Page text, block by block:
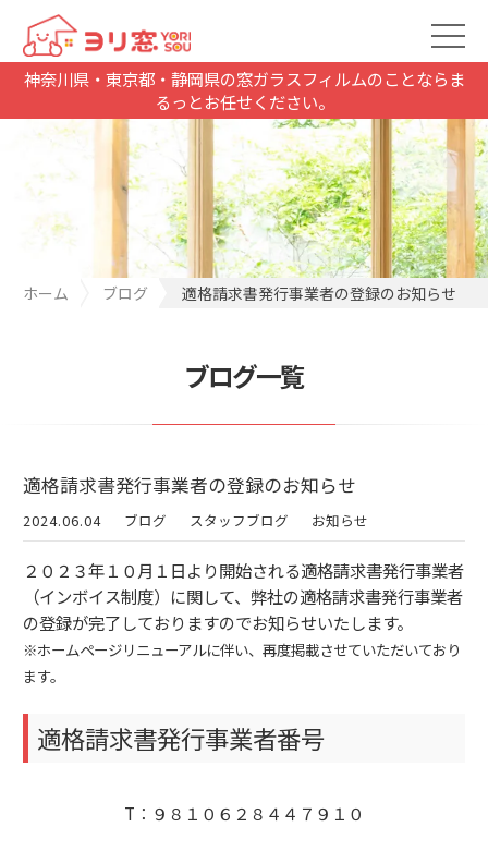
神奈川県・東京都・静岡県の窓ガラスフィルムのことならま
るっとお任せください。
ホーム ブログ 適格請求書発行事業者の登録のお知らせ
ブログ一覧
適格請求書発行事業者の登録のお知らせ
2024.06.04 ブログ スタッフブログ お知らせ
２０２３年１０月１日より開始される適格請求書発行事業者
（インボイス制度）に関して、弊社の適格請求書発行事業者
の登録が完了しておりますのでお知らせいたします。
※ホームページリニューアルに伴い、再度掲載させていただいており
ます。
適格請求書発行事業者番号
T：９８１０６２８４４７９１０